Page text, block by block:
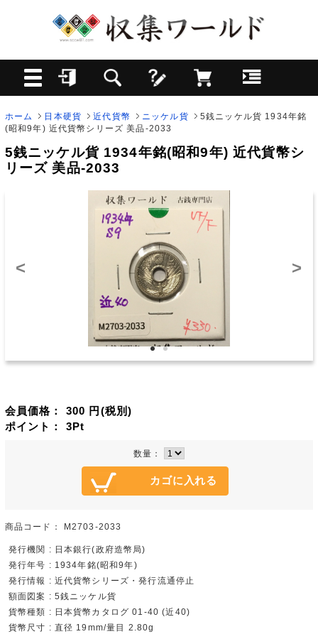
ホーム 日本硬貨 近代貨幣 ニッケル貨
5銭ニッケル貨 1934年銘
(昭和9年) 近代貨幣シリーズ 美品-2033
5銭ニッケル貨 1934年銘(昭和9年) 近代貨幣シ
リーズ 美品-2033
< >
会員価格： 300 円(税別)
ポイント： 3Pt
数量：
商品コード： M2703-2033
発行機関 : 日本銀行(政府造幣局)
発行年号 : 1934年銘(昭和9年)
発行情報 : 近代貨幣シリーズ・発行流通停止
額面図案 : 5銭ニッケル貨
貨幣種類 : 日本貨幣カタログ 01-40 (近40)
貨幣尺寸 : 直径 19mm/量目 2.80g